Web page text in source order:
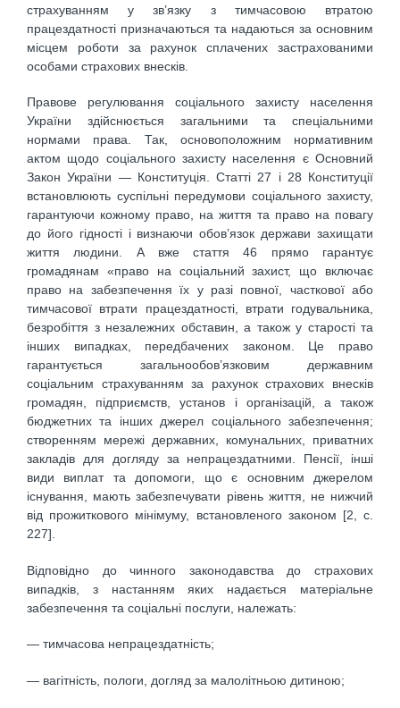
страхуванням у зв’язку з тимчасовою втратою
працездатності призначаються та надаються за основним
місцем роботи за рахунок сплачених застрахованими
особами страхових внесків.
Правове регулювання соціального захисту населення
України здійснюється загальними та спеціальними
нормами права. Так, основоположним нормативним
актом щодо соціального захисту населення є Основний
Закон України — Конституція. Статті 27 і 28 Конституції
встановлюють суспільні передумови соціального захисту,
гарантуючи кожному право, на життя та право на повагу
до його гідності і визнаючи обов’язок держави захищати
життя людини. А вже стаття 46 прямо гарантує
громадянам «право на соціальний захист, що включає
право на забезпечення їх у разі повної, часткової або
тимчасової втрати працездатності, втрати годувальника,
безробіття з незалежних обставин, а також у старості та
інших випадках, передбачених законом. Це право
гарантується загальнообов’язковим державним
соціальним страхуванням за рахунок страхових внесків
громадян, підприємств, установ і організацій, а також
бюджетних та інших джерел соціального забезпечення;
створенням мережі державних, комунальних, приватних
закладів для догляду за непрацездатними. Пенсії, інші
види виплат та допомоги, що є основним джерелом
існування, мають забезпечувати рівень життя, не нижчий
від прожиткового мінімуму, встановленого законом [2, с.
227].
Відповідно до чинного законодавства до страхових
випадків, з настанням яких надається матеріальне
забезпечення та соціальні послуги, належать:
— тимчасова непрацездатність;
— вагітність, пологи, догляд за малолітньою дитиною;